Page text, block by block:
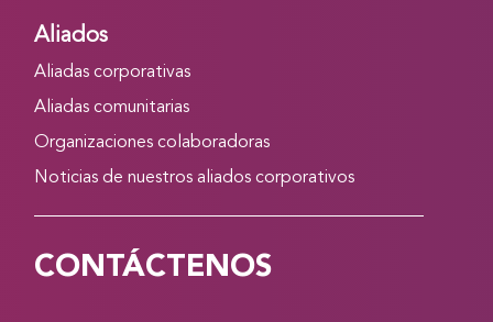
Aliados
Aliadas corporativas
Aliadas comunitarias
Organizaciones colaboradoras
Noticias de nuestros aliados corporativos
CONTÁCTENOS